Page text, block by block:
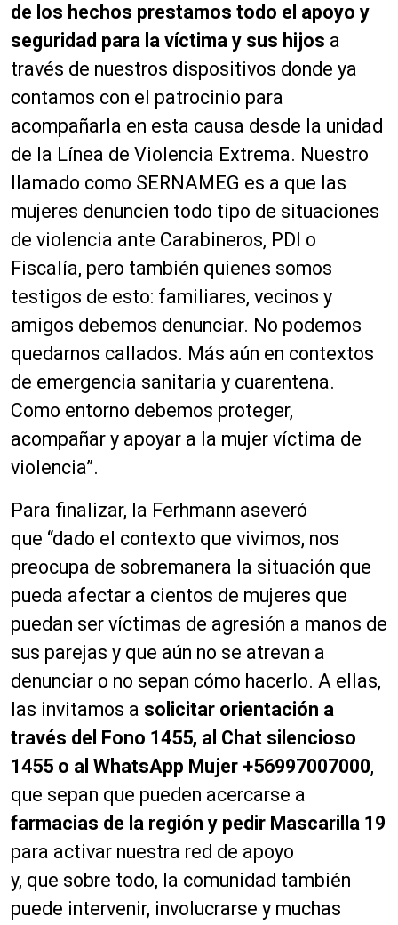
de los hechos prestamos todo el apoyo y
seguridad para la víctima y sus hijos a
través de nuestros dispositivos donde ya
contamos con el patrocinio para
acompañarla en esta causa desde la unidad
de la Línea de Violencia Extrema. Nuestro
llamado como SERNAMEG es a que las
mujeres denuncien todo tipo de situaciones
de violencia ante Carabineros, PDI o
Fiscalía, pero también quienes somos
testigos de esto: familiares, vecinos y
amigos debemos denunciar. No podemos
quedarnos callados. Más aún en contextos
de emergencia sanitaria y cuarentena.
Como entorno debemos proteger,
acompañar y apoyar a la mujer víctima de
violencia”.
Para finalizar, la Ferhmann aseveró
que “dado el contexto que vivimos, nos
preocupa de sobremanera la situación que
pueda afectar a cientos de mujeres que
puedan ser víctimas de agresión a manos de
sus parejas y que aún no se atrevan a
denunciar o no sepan cómo hacerlo. A ellas,
las invitamos a solicitar orientación a
través del Fono 1455, al Chat silencioso
1455 o al WhatsApp Mujer +56997007000,
que sepan que pueden acercarse a
farmacias de la región y pedir Mascarilla 19
para activar nuestra red de apoyo
y, que sobre todo, la comunidad también
puede intervenir, involucrarse y muchas